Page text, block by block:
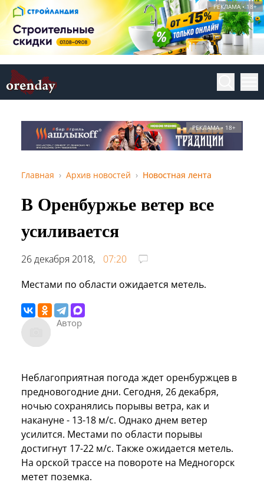
РЕКЛАМА • 18+
РЕКЛАМА • 18+
Главная Архив новостей Новостная лента
В Оренбуржье ветер все
усиливается
26 декабря 2018,
07:20
Местами по области ожидается метель.
Автор
Неблагоприятная погода ждет оренбуржцев в
предновогодние дни. Сегодня, 26 декабря,
ночью сохранялись порывы ветра, как и
накануне - 13-18 м/с. Однако днем ветер
усилится. Местами по области порывы
достигнут 17-22 м/с. Также ожидается метель.
На орской трассе на повороте на Медногорск
метет поземка.